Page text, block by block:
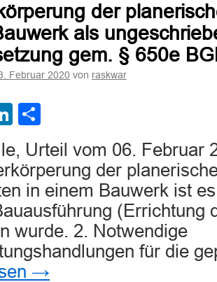
Werkvertrages
trotz
fehlender
Einigung
über
der
als
gem. § 650e
Februar 2020 von raskwar
LinkedIn
Urteil vom 06. Februar
der
in einem Bauwerk ist
(Errichtung
wurde. 2. Notwendige
für die
→